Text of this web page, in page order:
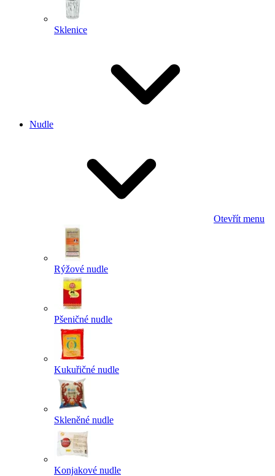
Sklenice
Nudle
Otevřít menu
Rýžové nudle
Pšeničné nudle
Kukuřičné nudle
Skleněné nudle
Konjakové nudle